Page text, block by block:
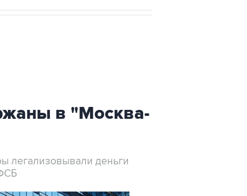
в "Москва-
легализовывали деньги